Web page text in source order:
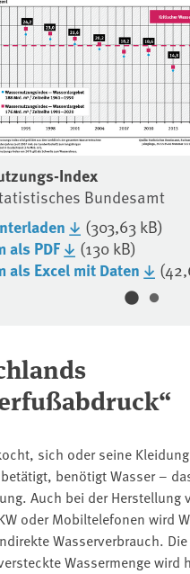
Index
Bundesamt
(303,63 kB)
als PDF (130 kB)
als Excel mit Daten
sich oder seine
benötigt Wasser –
Auch bei der Herstellung
oder Mobiltelefonen wird
Wasserverbrauch.
Wassermenge wird